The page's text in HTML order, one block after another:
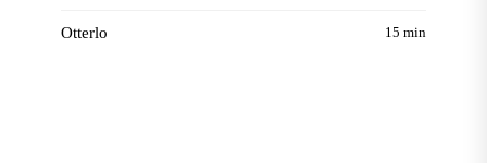
Otterlo 15 min